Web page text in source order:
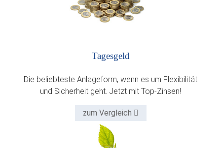
Tagesgeld
Die beliebteste Anlageform, wenn es um Flexibilität
und Sicherheit geht. Jetzt mit Top-Zinsen!
zum Vergleich